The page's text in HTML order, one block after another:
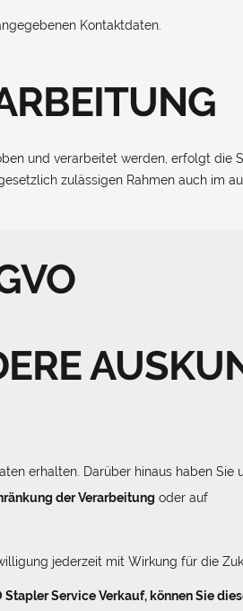
Kontaktdaten.
und verarbeitet werden, erfolgt
zulässigen Rahmen auch im
erhalten. Darüber hinaus haben Sie
der Verarbeitung oder auf
jederzeit mit Wirkung für die
Service Verkauf, können Sie